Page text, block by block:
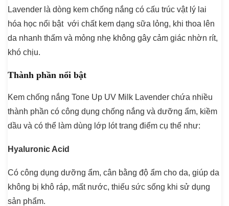
Lavender là dòng kem chống nắng có cấu trúc vật lý lai
hóa học nổi bật với chất kem dạng sữa lỏng, khi thoa lên
da nhanh thấm và mỏng nhẹ không gây cảm giác nhờn rít,
khó chịu.
Thành phần nổi bật
Kem chống nắng Tone Up UV Milk Lavender chứa nhiều
thành phần có công dụng chống nắng và dưỡng ẩm, kiềm
dầu và có thể làm dùng lớp lót trang điểm cụ thể như:
Hyaluronic Acid
Có công dụng dưỡng ẩm, cân bằng độ ẩm cho da, giúp da
không bị khô ráp, mất nước, thiếu sức sống khi sử dụng
sản phẩm.